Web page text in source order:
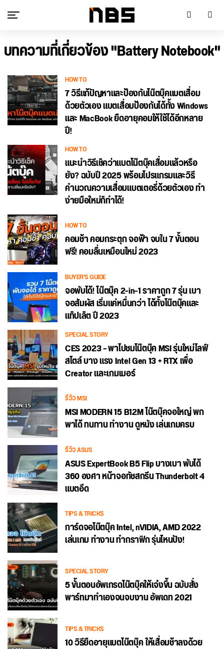
บทความที่เกี่ยวข้อง "Battery Notebook"
HOW TO
7 วิธีแก้ปัญหาและป้องกันโน๊ตบุ๊คแบตเสื่อม
ด้วยตัวเอง แบตเสื่อมป้องกันได้ทั้ง Windows
และ MacBook ยืดอายุคอมให้ใช้ได้อีกหลาย
ปี!
HOW TO
แนะนำวิธีเช็คว่าแบตโน๊ตบุ๊คเสื่อมแล้วหรือ
ยัง? ฉบับปี 2025 พร้อมโปรแกรมและวิธี
คำนวณความเสื่อมแบตเตอรี่ด้วยตัวเอง ทำ
ง่ายมือใหม่ก็ทำได้!
HOW TO
คอมช้า คอมกระตุก จอฟ้า จบใน 7 ขั้นตอน
ฟรี! คอมลื่นเหมือนใหม่ 2023
BUYER'S GUIDE
จอพับได้! โน๊ตบุ๊ค 2-in-1 ราคาถูก 7 รุ่น เบา
จอสัมผัส เริ่มแค่หมื่นกว่า ได้ทั้งโน๊ตบุ๊คและ
แท็ปเล็ต ปี 2023
SPECIAL STORY
CES 2023 – พาไปชมโน๊ตบุ๊ค MSI รุ่นใหม่ไลฟ์
สไตล์ บาง แรง Intel Gen 13 + RTX เพื่อ
Creator และเกมเมอร์
รีวิว MSI
MSI MODERN 15 B12M โน๊ตบุ๊คจอใหญ่ พก
พาได้ ทนทาน ทำงาน ดูหนัง เล่นเกมครบ
รีวิว ASUS
ASUS ExpertBook B5 Flip บางเบา พับได้
360 องศา หน้าจอทัชสกรีน Thunderbolt 4
แบตอึด
TIPS & TRICKS
การ์ดจอโน๊ตบุ๊ค Intel, nVIDIA, AMD 2022
เล่นเกม ทำงาน ทำกราฟิก รุ่นไหนปัง!
SPECIAL STORY
5 ขั้นตอนอัพเกรดโน๊ตบุ๊คให้เจ๋งขึ้น ฉบับสั่ง
พาร์ทมาทำเองจนจบงาน อัพเดท 2021
TIPS & TRICKS
10 วิธียืดอายุแบตโน๊ตบุ๊ค ให้เสื่อมช้าลงด้วย